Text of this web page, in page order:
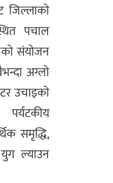
जिल्लाको
पचाल
संयोजन
अग्लो
उचाइको
समृद्धि,
युग ल्याउन